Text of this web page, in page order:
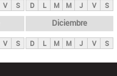
V S D L M M J V S
V S
Diciembre
D L M M J V S